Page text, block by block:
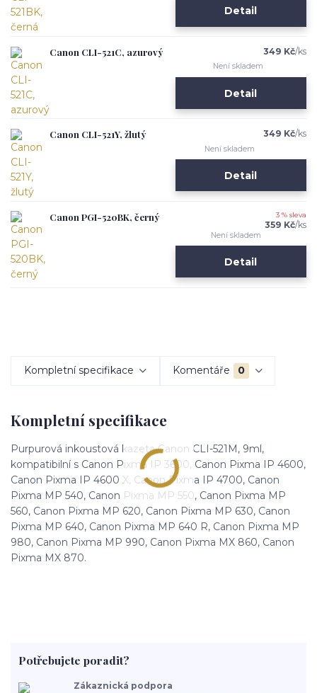
Detail
Canon CLI-521C, azurový 349 Kč/ks
Není skladem
Detail
Canon CLI-521Y, žlutý 349 Kč/ks
Není skladem
Detail
Canon PGI-520BK, černý 3 % sleva
359 Kč/ks
Není skladem
Detail
Kompletní specifikace Komentáře 0
Kompletní specifikace
Purpurová inkoustová kazeta Canon CLI-521M, 9ml,
kompatibilní s Canon Pixma IP 3600, Canon Pixma IP 4600,
Canon Pixma IP 4600 X, Canon Pixma IP 4700, Canon
Pixma MP 540, Canon Pixma MP 550, Canon Pixma MP
560, Canon Pixma MP 620, Canon Pixma MP 630, Canon
Pixma MP 640, Canon Pixma MP 640 R, Canon Pixma MP
980, Canon Pixma MP 990, Canon Pixma MX 860, Canon
Pixma MX 870.
Potřebujete poradit?
Zákaznická podpora